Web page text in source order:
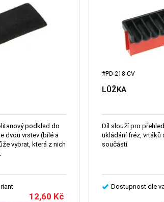
podklad do
dvou vrstev (bílé a
vybrat, která z nich
12,60 Kč
#PD-218-CV
LŮŽKA
Díl slouží pro
ukládání fréz, vrtáků
součástí
Dostupnost dle